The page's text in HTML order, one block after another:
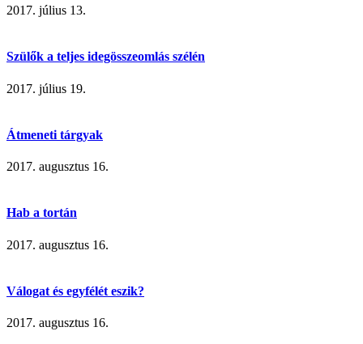
2017. július 13.
Szülők a teljes idegösszeomlás szélén
2017. július 19.
Átmeneti tárgyak
2017. augusztus 16.
Hab a tortán
2017. augusztus 16.
Válogat és egyfélét eszik?
2017. augusztus 16.